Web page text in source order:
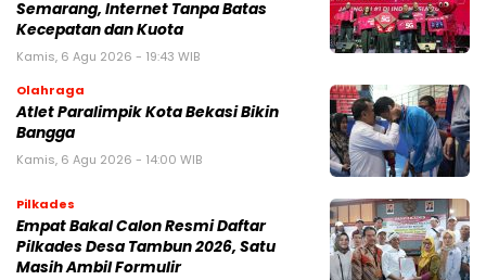
Semarang, Internet Tanpa Batas
Kecepatan dan Kuota
Kamis, 6 Agu 2026 - 19:43 WIB
Olahraga
Atlet Paralimpik Kota Bekasi Bikin
Bangga
Kamis, 6 Agu 2026 - 14:00 WIB
Pilkades
Empat Bakal Calon Resmi Daftar
Pilkades Desa Tambun 2026, Satu
Masih Ambil Formulir